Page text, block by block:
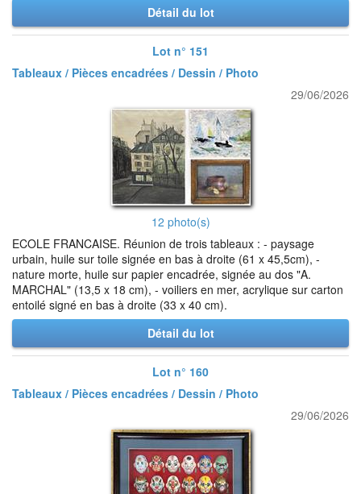
Détail du lot
Lot n° 151
Tableaux / Pièces encadrées / Dessin / Photo
29/06/2026
12 photo(s)
ECOLE FRANCAISE. Réunion de trois tableaux : - paysage
urbain, huile sur toile signée en bas à droite (61 x 45,5cm), -
nature morte, huile sur papier encadrée, signée au dos "A.
MARCHAL" (13,5 x 18 cm), - voiliers en mer, acrylique sur carton
entoilé signé en bas à droite (33 x 40 cm).
Détail du lot
Lot n° 160
Tableaux / Pièces encadrées / Dessin / Photo
29/06/2026